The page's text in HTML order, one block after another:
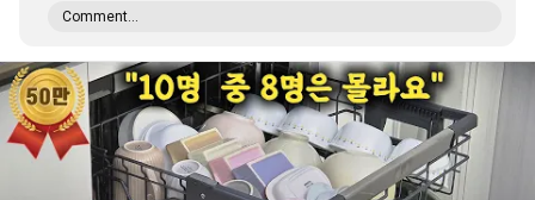
Comment...